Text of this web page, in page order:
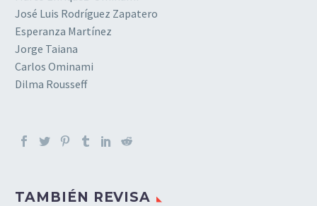
José Luis Rodríguez Zapatero
Esperanza Martínez
Jorge Taiana
Carlos Ominami
Dilma Rousseff
TAMBIÉN REVISA